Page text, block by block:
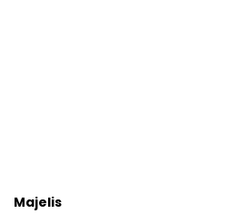
Majelis